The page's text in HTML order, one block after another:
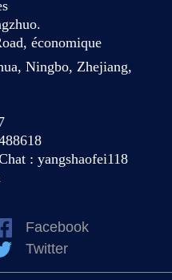
économique
Ningbo, Zhejiang,
: yangshaofei118
Facebook
Twitter